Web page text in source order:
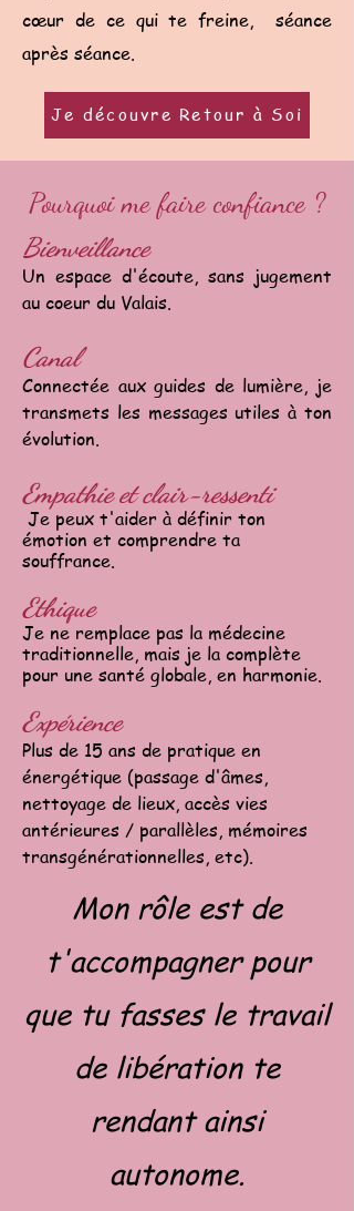
cœur de ce qui te freine, séance
après séance.
Je découvre Retour à Soi
Pourquoi me faire confiance ?
Bienveillance
Un espace d'écoute, sans jugement
au coeur du Valais.
Canal
Connectée aux guides de lumière, je
transmets les messages utiles à ton
évolution.
Empathie et clair-ressenti
Je peux t'aider à définir ton
émotion et comprendre ta
souffrance.
Ethique
Je ne remplace pas la médecine
traditionnelle, mais je la complète
pour une santé globale, en harmonie.
Expérience
Plus de 15 ans de pratique en
énergétique (passage d'âmes,
nettoyage de lieux, accès vies
antérieures / parallèles, mémoires
transgénérationnelles, etc).
Mon rôle est de
t'accompagner pour
que tu fasses le travail
de libération te
rendant ainsi
autonome.